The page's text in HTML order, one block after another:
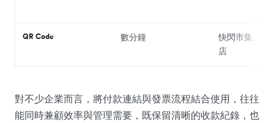
QR Code 數分鐘
快閃市集、零
店
對不少企業而言，將付款連結與發票流程結合使用，往往
能同時兼顧效率與管理需要，既保留清晰的收款紀錄，也